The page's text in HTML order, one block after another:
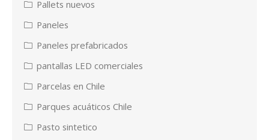
Pallets nuevos
Paneles
Paneles prefabricados
pantallas LED comerciales
Parcelas en Chile
Parques acuáticos Chile
Pasto sintetico